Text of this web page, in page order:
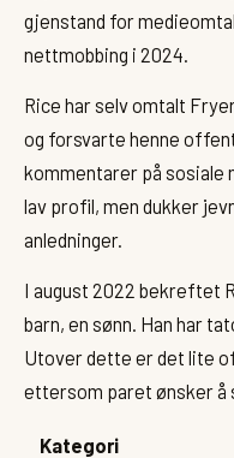
gjenstand for
nettmobbing i 2024.
Rice har selv omtalt
og forsvarte henne
kommentarer på sosiale
lav profil, men dukker
anledninger.
I august 2022 bekreftet
barn, en sønn. Han har
Utover dette er det lite
ettersom paret ønsker å
Kategori